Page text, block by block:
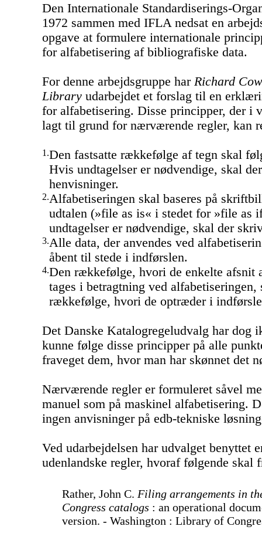
Den Internationale Standardiserings-
1972 sammen med IFLA nedsat en
opgave at formulere internationale
for alfabetisering af bibliografiske data.
For denne arbejdsgruppe har Richard
Library udarbejdet et forslag til en
for alfabetisering. Disse principper, der i
lagt til grund for nærværende regler, kan
1.Den fastsatte rækkefølge af tegn skal
Hvis undtagelser er nødvendige, skal
henvisninger.
2.Alfabetiseringen skal baseres på
udtalen (»file as is« i stedet for »file as
undtagelser er nødvendige, skal der
3.Alle data, der anvendes ved
åbent til stede i indførslen.
4.Den rækkefølge, hvori de enkelte afsnit
tages i betragtning ved
rækkefølge, hvori de optræder i
Det Danske Katalogregeludvalg har dog
kunne følge disse principper på alle
fraveget dem, hvor man har skønnet det
Nærværende regler er formuleret såvel
manuel som på maskinel alfabetisering.
ingen anvisninger på edb-tekniske
Ved udarbejdelsen har udvalget benyttet
udenlandske regler, hvoraf følgende skal
Rather, John C. Filing arrangements in
Congress catalogs : an operational
version. - Washington : Library of